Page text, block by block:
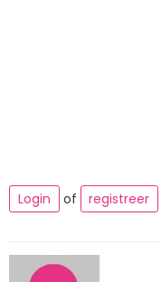
Login
of registreer